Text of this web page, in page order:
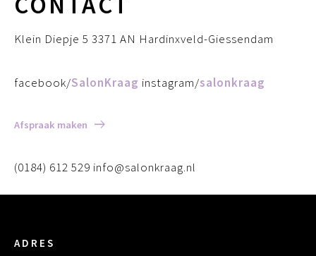
Klein Diepje 5 3371 AN Hardinxveld-Giessendam
facebook/SalonKraag instagram/salonkraag
Afspraak maken
(0184) 612 529 info@salonkraag.nl
ADRES